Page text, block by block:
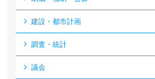
建設・都市計画
調査・統計
議会